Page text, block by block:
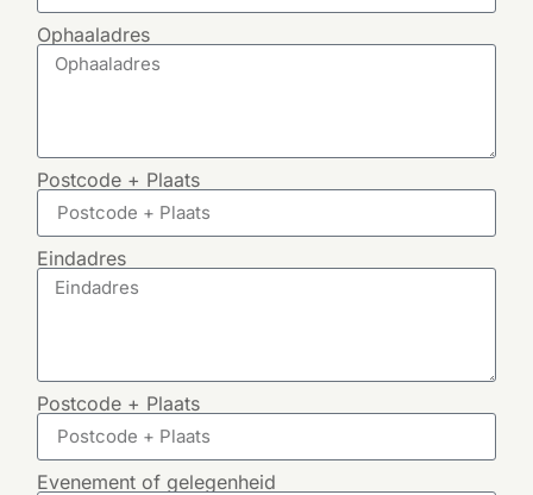
Ophaaladres
Postcode + Plaats
Eindadres
Postcode + Plaats
Evenement of gelegenheid